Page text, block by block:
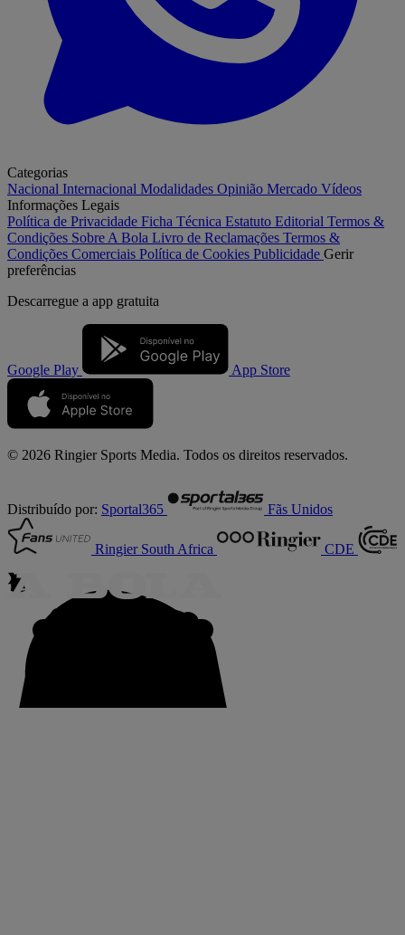
Categorias
Nacional Internacional Modalidades Opinião Mercado Vídeos
Informações Legais
Política de Privacidade Ficha Técnica Estatuto Editorial Termos &
Condições Sobre A Bola Livro de Reclamações Termos &
Condições Comerciais Política de Cookies Publicidade Gerir
preferências
Descarregue a app gratuita
Google Play App Store
© 2026 Ringier Sports Media. Todos os direitos reservados.
Distribuído por: Sportal365 Fãs Unidos
Ringier South Africa CDE